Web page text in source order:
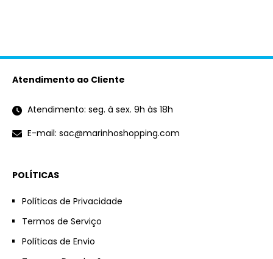
Atendimento ao Cliente
Atendimento: seg. à sex. 9h às 18h
E-mail: sac@marinhoshopping.com
POLÍTICAS
Políticas de Privacidade
Termos de Serviço
Políticas de Envio